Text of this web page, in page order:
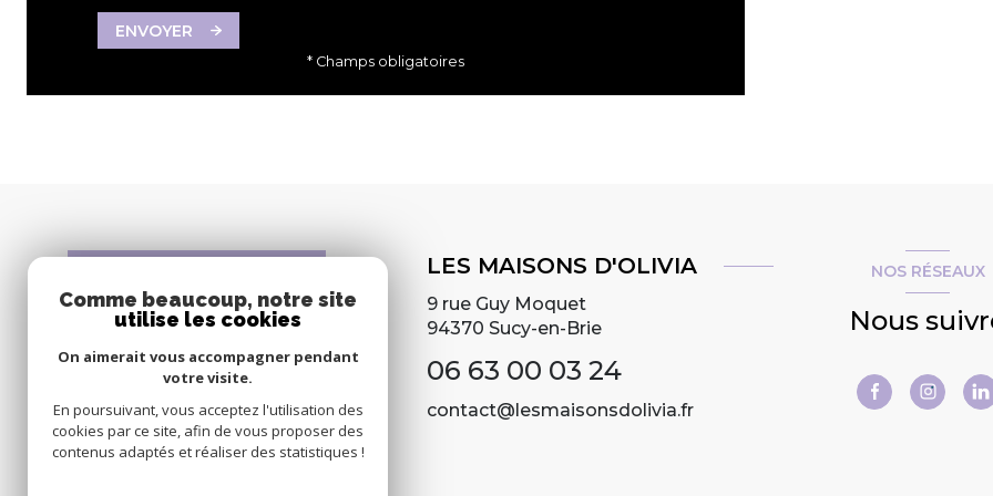
ENVOYER
* Champs obligatoires
LES MAISONS D'OLIVIA
9 rue Guy Moquet
94370 Sucy-en-Brie
06 63 00 03 24
contact@lesmaisonsdolivia.fr
NOS RÉSEAUX
Nous
Comme beaucoup, notre site
utilise les cookies
On aimerait vous accompagner pendant
votre visite.
En poursuivant, vous acceptez l'utilisation des
cookies par ce site, afin de vous proposer des
contenus adaptés et réaliser des statistiques !